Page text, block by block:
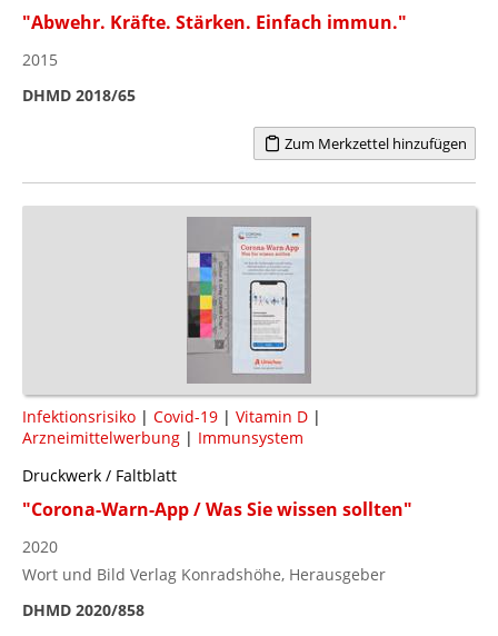
"Abwehr. Kräfte. Stärken. Einfach immun."
2015
DHMD 2018/65
Zum Merkzettel hinzufügen
Infektionsrisiko | Covid-19 | Vitamin D |
Arzneimittelwerbung | Immunsystem
Druckwerk / Faltblatt
"Corona-Warn-App / Was Sie wissen sollten"
2020
Wort und Bild Verlag Konradshöhe, Herausgeber
DHMD 2020/858